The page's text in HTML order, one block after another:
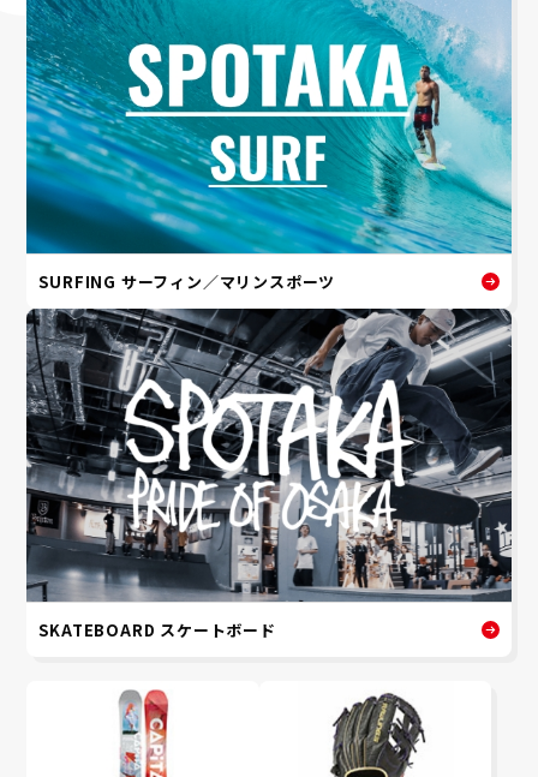
SURFING サーフィン／マリンスポーツ
SKATEBOARD スケートボード